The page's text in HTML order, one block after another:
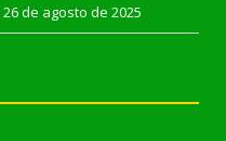
26 de agosto de 2025